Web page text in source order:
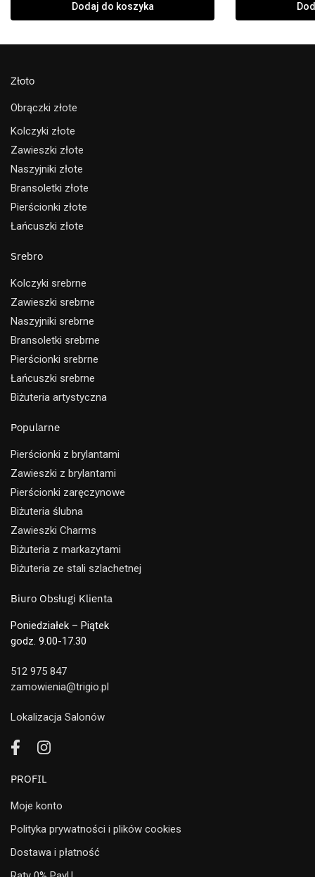
Dodaj do koszyka
Złoto
Obrączki złote
Kolczyki złote
Zawieszki złote
Naszyjniki złote
Bransoletki złote
Pierścionki złote
Łańcuszki złote
Srebro
Kolczyki srebrne
Zawieszki srebrne
Naszyjniki srebrne
Bransoletki srebrne
Pierścionki srebrne
Łańcuszki srebrne
Biżuteria artystyczna
Popularne
Pierścionki z brylantami
Zawieszki z brylantami
Pierścionki zaręczynowe
Biżuteria ślubna
Zawieszki Charms
Biżuteria z markazytami
Biżuteria ze stali szlachetnej
Biuro Obsługi Klienta
Poniedziałek – Piątek
godz. 9.00-17.30
512 975 847
zamowienia@trigio.pl
Lokalizacja Salonów
PROFIL
Moje konto
Polityka prywatności i plików cookies
Dostawa i płatność